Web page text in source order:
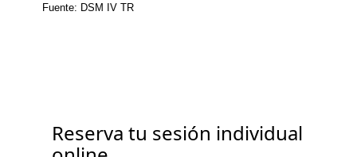
Fuente: DSM IV TR